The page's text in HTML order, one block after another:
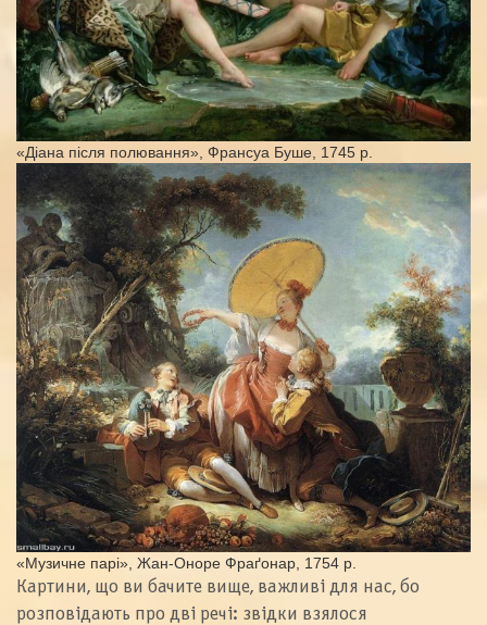
«Діана після полювання», Франсуа Буше, 1745 р.
«Музичне парі», Жан-Оноре Фраґонар, 1754 р.
Картини, що ви бачите вище, важливі для нас, бо
розповідають про дві речі: звідки взялося